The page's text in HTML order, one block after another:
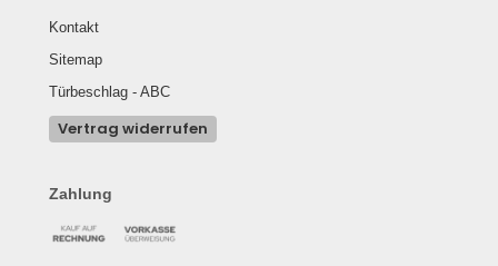
Kontakt
Sitemap
Türbeschlag - ABC
Vertrag widerrufen
Zahlung